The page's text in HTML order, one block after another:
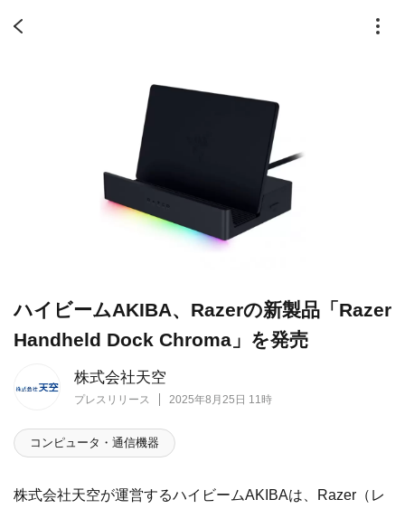
株式会社天空
プレスリリース 2025年8月25日 11時
ハイビームAKIBA、Razerの新製品「Razer
Handheld Dock Chroma」を発売
コンピュータ・通信機器
株式会社天空が運営するハイビームAKIBAは、Razer（レ